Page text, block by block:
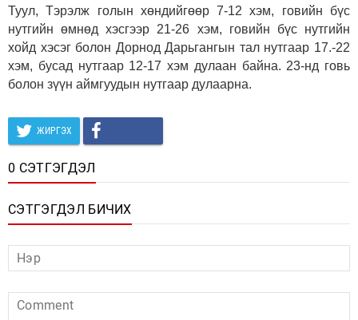
Туул, Тэрэлж голын хөндийгөөр 7-12 хэм, говийн бүс
нутгийн өмнөд хэсгээр 21-26 хэм, говийн бүс нутгийн
хойд хэсэг болон Дорнод Дарьгангын тал нутгаар 17.-22
хэм, бусад нутгаар 12-17 хэм дулаан байна. 23-нд говь
болон зүүн аймгуудын нутгаар дулаарна.
ЖИРГЭХ
0 СЭТГЭГДЭЛ
СЭТГЭГДЭЛ БИЧИХ